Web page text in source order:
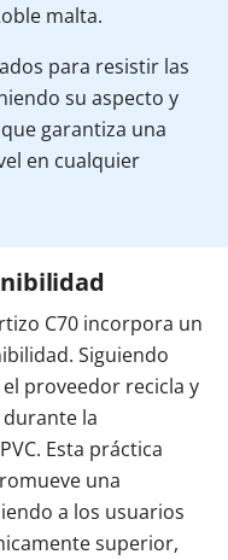
malta.
para resistir las
su aspecto y
garantiza una
en cualquier
C70 incorpora un
Siguiendo
proveedor recicla y
la
Esta práctica
una
a los usuarios
superior,